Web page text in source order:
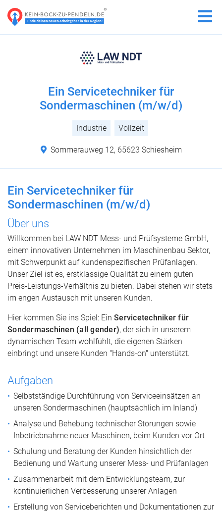
Ein Servicetechniker für
Sondermaschinen (m/w/d)
Industrie Vollzeit
Sommerauweg 12, 65623 Schiesheim
Ein Servicetechniker für
Sondermaschinen (m/w/d)
Über uns
Willkommen bei LAW NDT Mess- und Prüfsysteme GmbH,
einem innovativen Unternehmen im Maschinenbau Sektor,
mit Schwerpunkt auf kundenspezifischen Prüfanlagen.
Unser Ziel ist es, erstklassige Qualität zu einem guten
Preis-Leistungs-Verhältnis zu bieten. Dabei stehen wir stets
im engen Austausch mit unseren Kunden.
Hier kommen Sie ins Spiel: Ein Servicetechniker für
Sondermaschinen (all gender), der sich in unserem
dynamischen Team wohlfühlt, die eigenen Stärken
einbringt und unsere Kunden "Hands-on" unterstützt.
Aufgaben
Selbstständige Durchführung von Serviceeinsätzen an
unseren Sondermaschinen (hauptsächlich im Inland)
Analyse und Behebung technischer Störungen sowie
Inbetriebnahme neuer Maschinen, beim Kunden vor Ort
Schulung und Beratung der Kunden hinsichtlich der
Bedienung und Wartung unserer Mess- und Prüfanlagen
Zusammenarbeit mit dem Entwicklungsteam, zur
kontinuierlichen Verbesserung unserer Anlagen
Erstellung von Serviceberichten und Dokumentationen zur